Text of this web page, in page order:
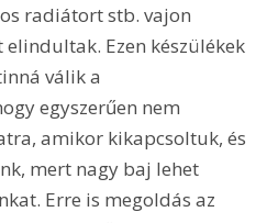
radiátort stb. vajon
Ezen készülékek
válik a
egyszerűen nem
amikor kikapcsoltuk, és
mert nagy baj lehet
Erre is megoldás az